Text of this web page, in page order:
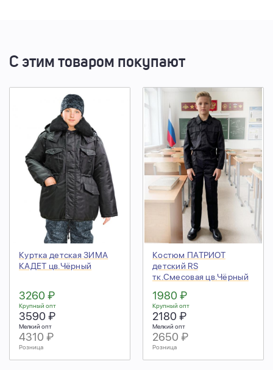
С этим товаром покупают
Куртка детская ЗИМА
КАДЕТ цв.Чёрный
3260 ₽
Крупный опт
3590 ₽
Мелкий опт
4310 ₽
Розница
Костюм ПАТРИОТ
детский RS
тк.Смесовая цв.Чёрный
1980 ₽
Крупный опт
2180 ₽
Мелкий опт
2650 ₽
Розница